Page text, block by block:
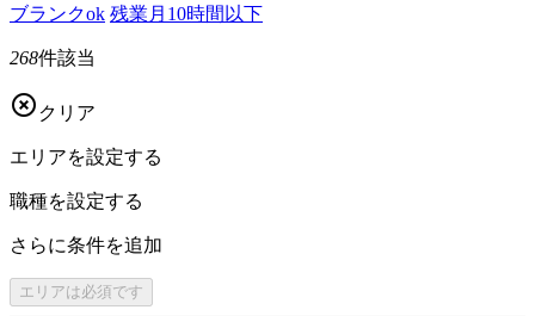
ブランクok 残業月10時間以下
268件該当
 クリア
エリアを設定する
職種を設定する
さらに条件を追加
エリアは必須です